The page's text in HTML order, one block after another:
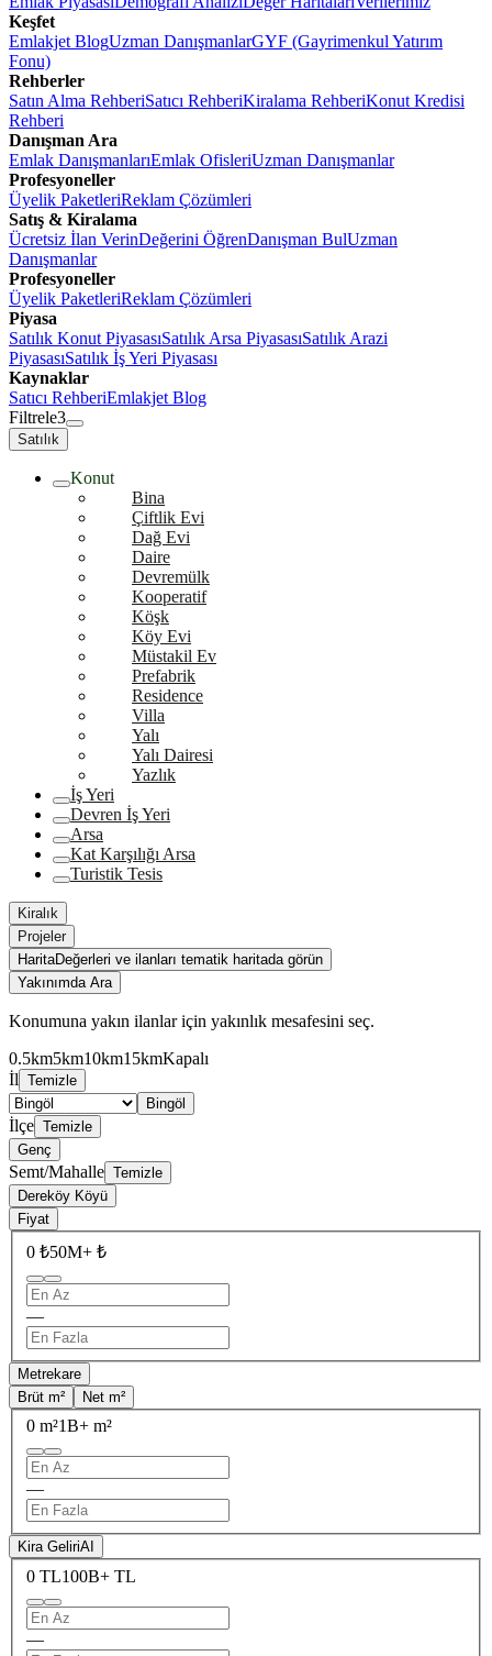
Keşfet
Emlakjet BlogUzman DanışmanlarGYF (Gayrimenkul Yatırım
Fonu)
Rehberler
Satın Alma RehberiSatıcı RehberiKiralama RehberiKonut Kredisi
Rehberi
Danışman Ara
Emlak DanışmanlarıEmlak OfisleriUzman Danışmanlar
Profesyoneller
Üyelik PaketleriReklam Çözümleri
Satış & Kiralama
Ücretsiz İlan VerinDeğerini ÖğrenDanışman BulUzman
Danışmanlar
Profesyoneller
Üyelik PaketleriReklam Çözümleri
Piyasa
Satılık Konut PiyasasıSatılık Arsa PiyasasıSatılık Arazi
PiyasasıSatılık İş Yeri Piyasası
Kaynaklar
Satıcı RehberiEmlakjet Blog
Filtrele3
Satılık
Konut
Bina
Çiftlik Evi
Dağ Evi
Daire
Devremülk
Kooperatif
Köşk
Köy Evi
Müstakil Ev
Prefabrik
Residence
Villa
Yalı
Yalı Dairesi
Yazlık
İş Yeri
Devren İş Yeri
Arsa
Kat Karşılığı Arsa
Turistik Tesis
Kiralık
Projeler
HaritaDeğerleri ve ilanları tematik haritada görün
Yakınımda Ara
Konumuna yakın ilanlar için yakınlık mesafesini seç.
0.5km5km10km15kmKapalı
İl Temizle
Bingöl
İlçe Temizle
Genç
Semt/Mahalle Temizle
Dereköy Köyü
Fiyat
0 ₺50M+ ₺
—
Metrekare
Brüt m²
Net m²
0 m²1B+ m²
—
Kira GeliriAI
0 TL100B+ TL
—